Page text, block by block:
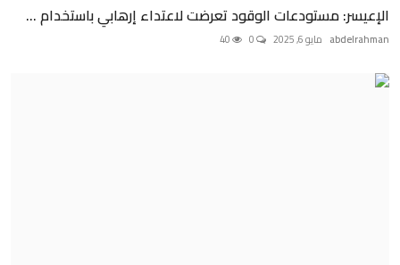
الإعيسر: مستودعات الوقود تعرضت لاعتداء إرهابي باستخدام ...
abdelrahman مايو 6, 2025